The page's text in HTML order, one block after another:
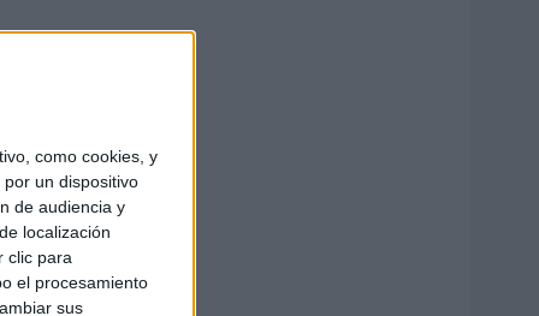
como cookies, y
un dispositivo
de audiencia y
localización
clic para
el procesamiento
sus